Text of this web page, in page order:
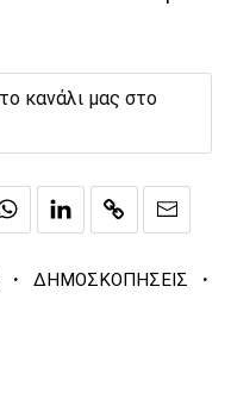
κανάλι μας στο
· ΔΗΜΟΣΚΟΠΗΣΕΙΣ ·